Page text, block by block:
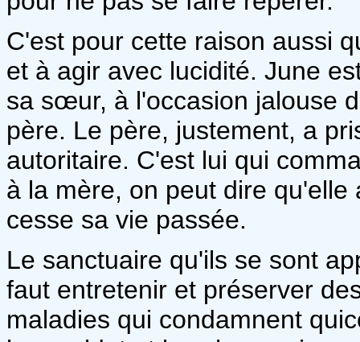
C'est pour cette raison aussi
et à agir avec lucidité. June
sa sœur, à l'occasion jalouse
père. Le père, justement, a
autoritaire. C'est lui qui
à la mère, on peut dire
cesse sa vie passée.
Le sanctuaire qu'ils se sont
faut entretenir et préserver
maladies qui condamnent